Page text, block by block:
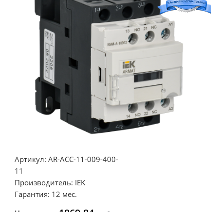
Артикул: AR-ACC-11-009-400-
11
Производитель: IEK
Гарантия: 12 мес.